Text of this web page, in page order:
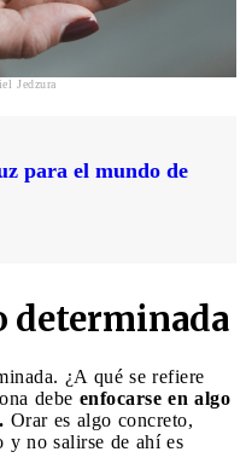
Jedzura
para el mundo de
determinada
¿A qué se refiere
debe enfocarse en algo
Orar es algo concreto,
y no salirse de ahí es